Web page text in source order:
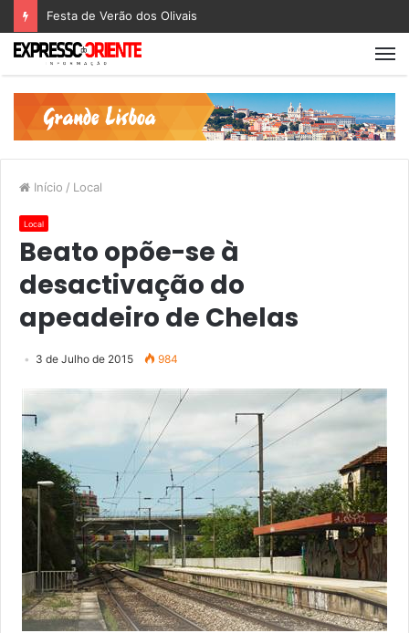
Festa de Verão dos Olivais
Início / Local
Local
Beato opõe-se à
desactivação do
apeadeiro de Chelas
3 de Julho de 2015 984